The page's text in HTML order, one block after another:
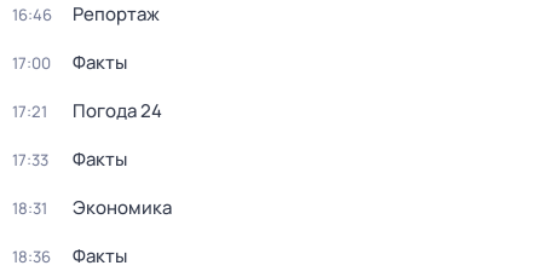
16:46 Репортаж
17:00 Факты
17:21 Погода 24
17:33 Факты
18:31 Экономика
18:36 Факты